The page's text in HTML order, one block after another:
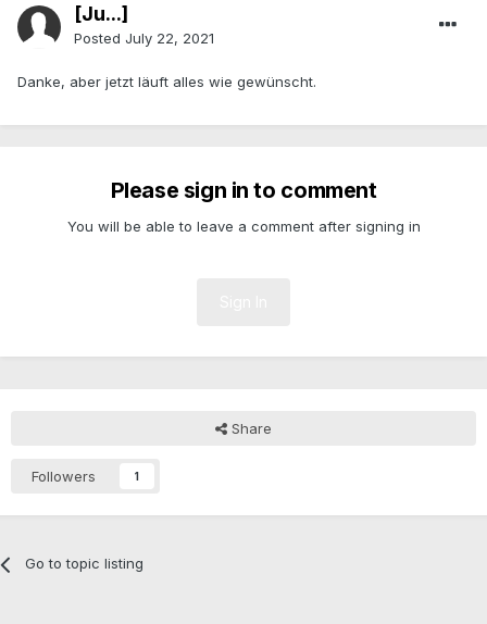
[Ju...]
Posted July 22, 2021
Danke, aber jetzt läuft alles wie gewünscht.
Please sign in to comment
You will be able to leave a comment after signing in
Share
Followers 1
Go to topic listing